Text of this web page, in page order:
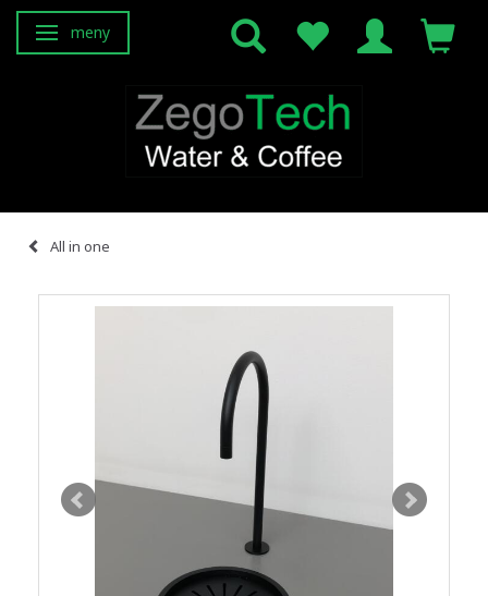
Ändra navigering
meny
All in one